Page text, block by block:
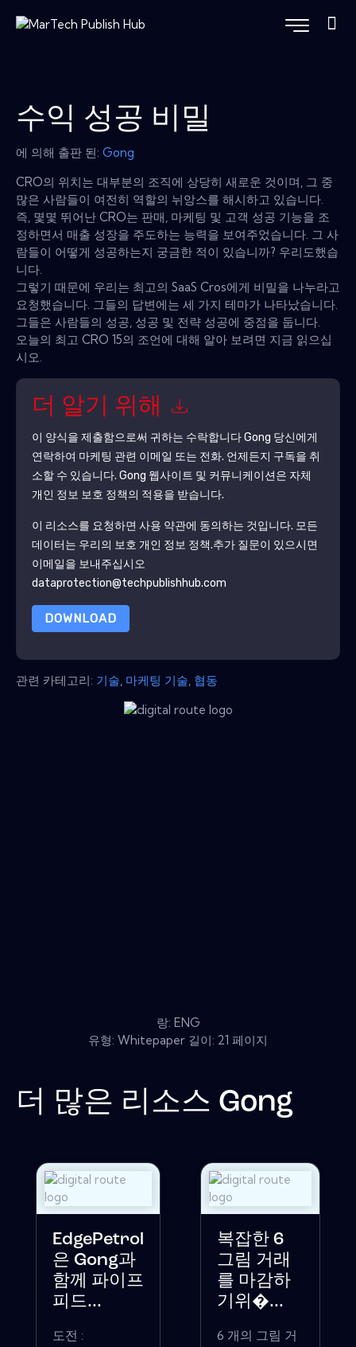
수익 성공 비밀
에 의해 출판 된: Gong
CRO의 위치는 대부분의 조직에 상당히 새로운 것이며, 그 중
많은 사람들이 여전히 역할의 뉘앙스를 해시하고 있습니다.
즉, 몇몇 뛰어난 CRO는 판매, 마케팅 및 고객 성공 기능을 조
정하면서 매출 성장을 주도하는 능력을 보여주었습니다. 그 사
람들이 어떻게 성공하는지 궁금한 적이 있습니까? 우리도했습
니다.
그렇기 때문에 우리는 최고의 SaaS Cros에게 비밀을 나누라고
요청했습니다. 그들의 답변에는 세 가지 테마가 나타났습니다.
그들은 사람들의 성공, 성공 및 전략 성공에 중점을 둡니다.
오늘의 최고 CRO 15의 조언에 대해 알아 보려면 지금 읽으십
시오.
더 알기 위해
이 양식을 제출함으로써 귀하는 수락합니다Gong 당신에게
연락하여 마케팅 관련 이메일 또는 전화. 언제든지 구독을 취
소할 수 있습니다. Gong 웹사이트 및 커뮤니케이션은 자체
개인 정보 보호 정책의 적용을 받습니다.
이 리소스를 요청하면 사용 약관에 동의하는 것입니다. 모든
데이터는 우리의 보호 개인 정보 정책.추가 질문이 있으시면
이메일을 보내주십시오
dataprotection@techpublishhub.com
DOWNLOAD
관련 카테고리: 기술 마케팅 기술 협동
랑: ENG
유형: Whitepaper 길이: 21 페이지
더 많은 리소스 Gong
EdgePetrol
은 Gong과
함께 파이프
피드...
도전 :
복잡한 6
그림 거래
를 마감하
기위�...
6 개의 그림 거